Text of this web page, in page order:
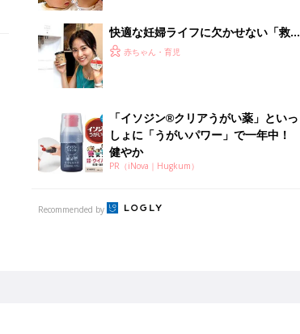
快適な妊婦ライフに欠かせない「救世
主家電ベスト3」を家電女優・奈津子
赤ちゃん・育児
「イソジン®クリアうがい薬」といっ
しょに「うがいパワー」で一年中！
健やか
PR（iNova｜Hugkum）
Recommended by